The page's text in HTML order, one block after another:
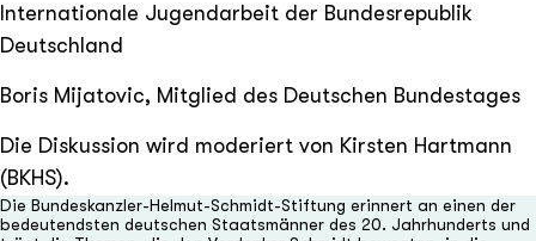
Internationale Jugendarbeit der Bundesrepublik
Deutschland
Boris Mijatovic, Mitglied des Deutschen Bundestages
Die Diskussion wird moderiert von Kirsten Hartmann
(BKHS).
Die Bundeskanzler-Helmut-Schmidt-Stiftung erinnert an einen der
bedeutendsten deutschen Staatsmänner des 20. Jahrhunderts und